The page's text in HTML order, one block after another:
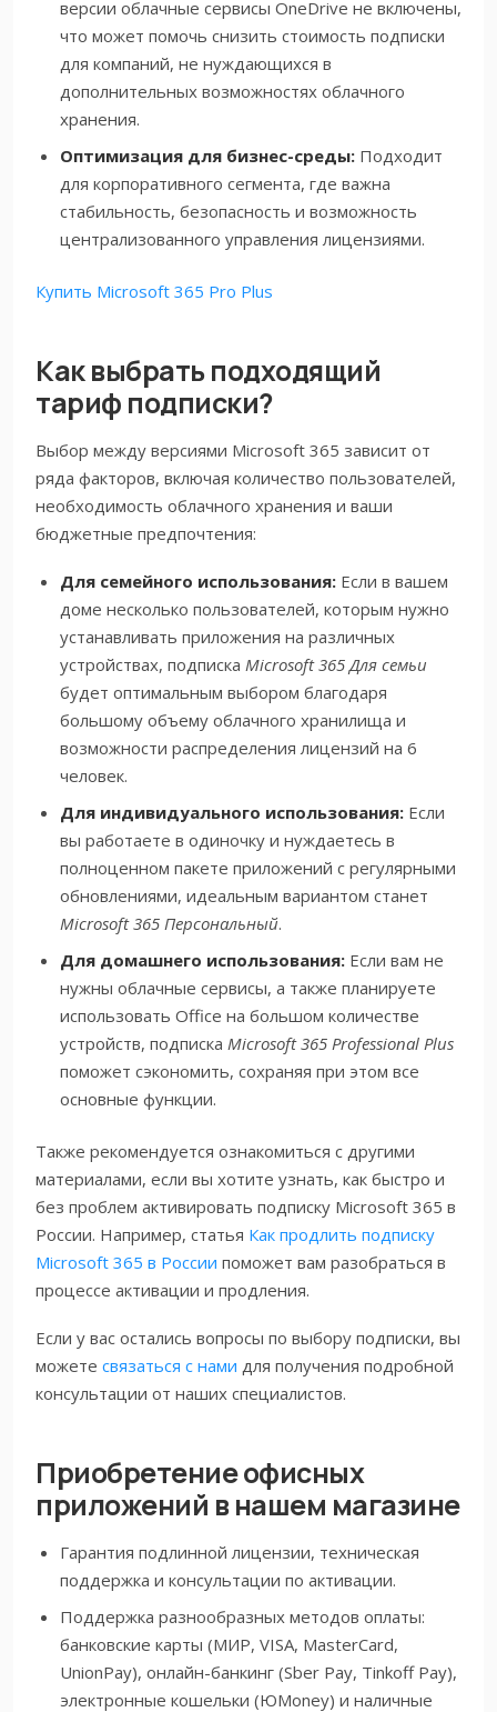
версии облачные сервисы OneDrive не включены,
что может помочь снизить стоимость подписки
для компаний, не нуждающихся в
дополнительных возможностях облачного
хранения.
Оптимизация для бизнес-среды: Подходит
для корпоративного сегмента, где важна
стабильность, безопасность и возможность
централизованного управления лицензиями.
Купить Microsoft 365 Pro Plus
Как выбрать подходящий
тариф подписки?
Выбор между версиями Microsoft 365 зависит от
ряда факторов, включая количество пользователей,
необходимость облачного хранения и ваши
бюджетные предпочтения:
Для семейного использования: Если в вашем
доме несколько пользователей, которым нужно
устанавливать приложения на различных
устройствах, подписка Microsoft 365 Для семьи
будет оптимальным выбором благодаря
большому объему облачного хранилища и
возможности распределения лицензий на 6
человек.
Для индивидуального использования: Если
вы работаете в одиночку и нуждаетесь в
полноценном пакете приложений с регулярными
обновлениями, идеальным вариантом станет
Microsoft 365 Персональный.
Для домашнего использования: Если вам не
нужны облачные сервисы, а также планируете
использовать Office на большом количестве
устройств, подписка Microsoft 365 Professional Plus
поможет сэкономить, сохраняя при этом все
основные функции.
Также рекомендуется ознакомиться с другими
материалами, если вы хотите узнать, как быстро и
без проблем активировать подписку Microsoft 365 в
России. Например, статья Как продлить подписку
Microsoft 365 в России поможет вам разобраться в
процессе активации и продления.
Если у вас остались вопросы по выбору подписки, вы
можете связаться с нами для получения подробной
консультации от наших специалистов.
Приобретение офисных
приложений в нашем магазине
Гарантия подлинной лицензии, техническая
поддержка и консультации по активации.
Поддержка разнообразных методов оплаты:
банковские карты (МИР, VISA, MasterCard,
UnionPay), онлайн-банкинг (Sber Pay, Tinkoff Pay),
электронные кошельки (ЮMoney) и наличные